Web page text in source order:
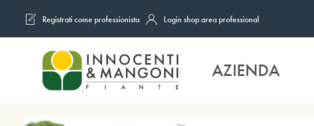
Skip to main content
Registrati come professionista Login shop area professional
AZIENDA